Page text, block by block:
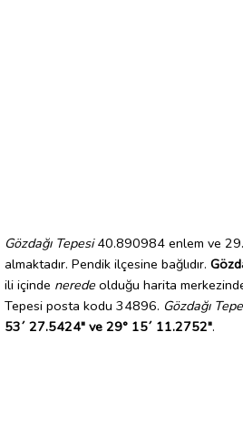
Gözdağı Tepesi40.890984 enlem ve
almaktadır. Pendik ilçesine bağlıdır.
ili içinde nerede olduğu harita
Tepesi posta kodu 34896. Gözdağı
53´ 27.5424" ve 29° 15´ 11.2752".